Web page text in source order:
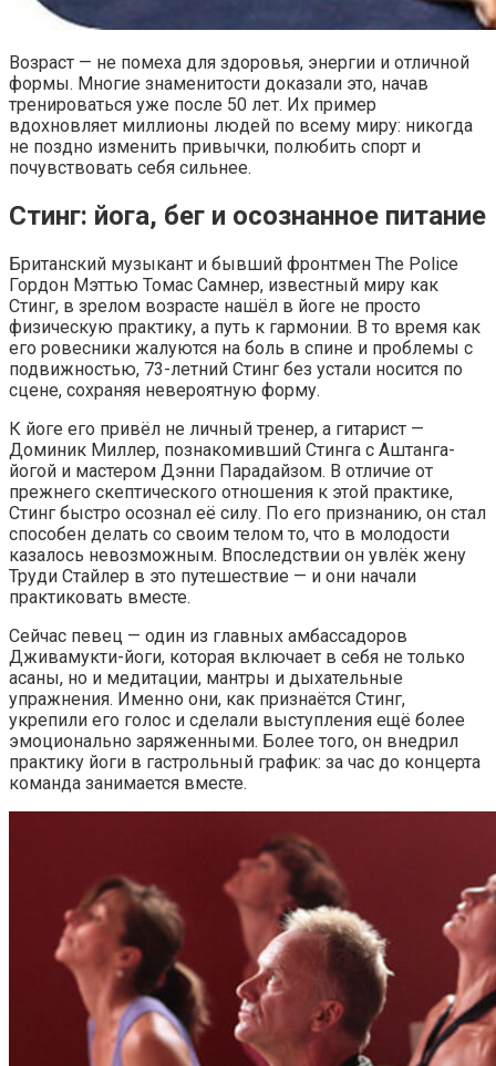
Возраст — не помеха для здоровья, энергии и отличной
формы. Многие знаменитости доказали это, начав
тренироваться уже после 50 лет. Их пример
вдохновляет миллионы людей по всему миру: никогда
не поздно изменить привычки, полюбить спорт и
почувствовать себя сильнее.
Стинг: йога, бег и осознанное питание
Британский музыкант и бывший фронтмен The Police
Гордон Мэттью Томас Самнер, известный миру как
Стинг, в зрелом возрасте нашёл в йоге не просто
физическую практику, а путь к гармонии. В то время как
его ровесники жалуются на боль в спине и проблемы с
подвижностью, 73-летний Стинг без устали носится по
сцене, сохраняя невероятную форму.
К йоге его привёл не личный тренер, а гитарист —
Доминик Миллер, познакомивший Стинга с Аштанга-
йогой и мастером Дэнни Парадайзом. В отличие от
прежнего скептического отношения к этой практике,
Стинг быстро осознал её силу. По его признанию, он стал
способен делать со своим телом то, что в молодости
казалось невозможным. Впоследствии он увлёк жену
Труди Стайлер в это путешествие — и они начали
практиковать вместе.
Сейчас певец — один из главных амбассадоров
Дживамукти-йоги, которая включает в себя не только
асаны, но и медитации, мантры и дыхательные
упражнения. Именно они, как признаётся Стинг,
укрепили его голос и сделали выступления ещё более
эмоционально заряженными. Более того, он внедрил
практику йоги в гастрольный график: за час до концерта
команда занимается вместе.